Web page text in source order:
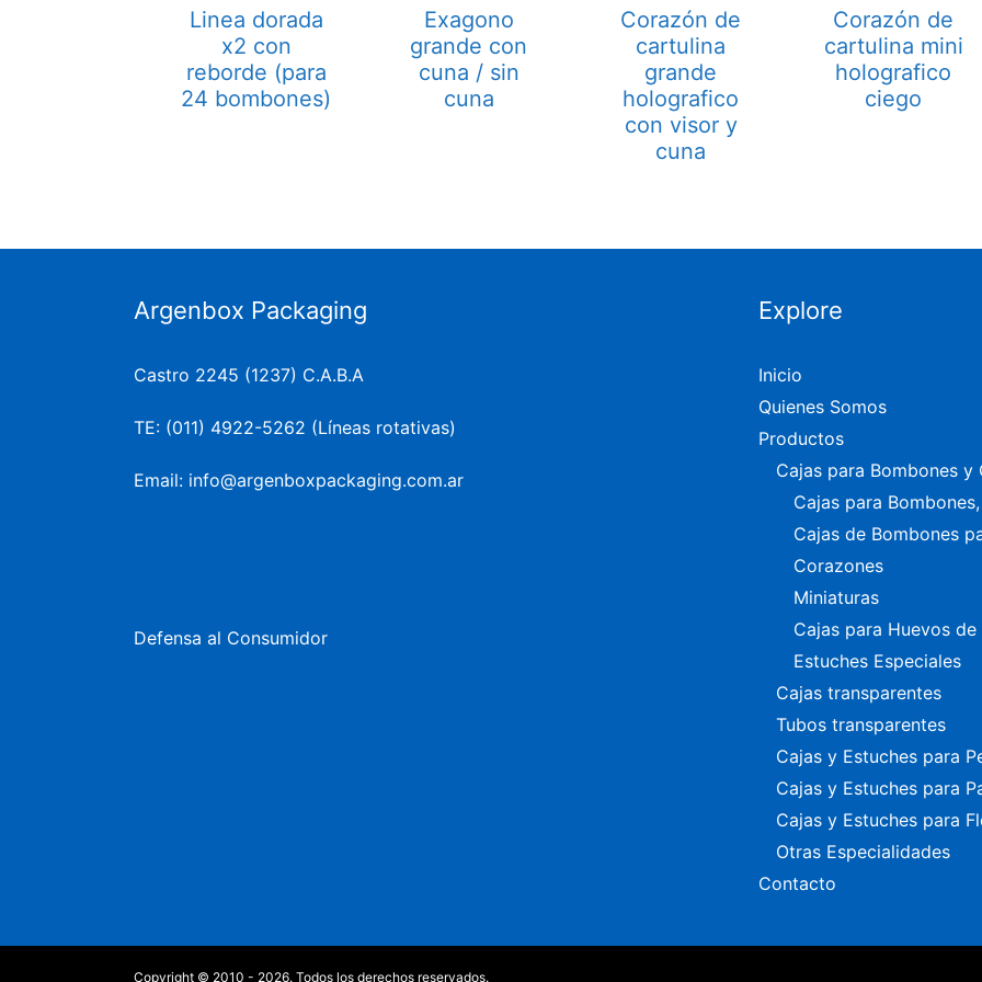
Linea dorada
x2 con
reborde (para
24 bombones)
Exagono
grande con
cuna / sin
cuna
Corazón de
cartulina
grande
holografico
con visor y
cuna
Corazón de
cartulina mini
holografico
ciego
Argenbox Packaging
Castro 2245 (1237) C.A.B.A
TE: (011) 4922-5262 (Líneas rotativas)
Email: info@argenboxpackaging.com.ar
Defensa al Consumidor
Explore
Inicio
Quienes Somos
Productos
Cajas para Bombones y
Cajas para
Cajas de Bombones
Corazones
Miniaturas
Cajas para Huevos de
Estuches Especiales
Cajas transparentes
Tubos transparentes
Cajas y Estuches para
Cajas y Estuches para
Cajas y Estuches para
Otras Especialidades
Contacto
Copyright © 2010 - 2026. Todos los derechos reservados.